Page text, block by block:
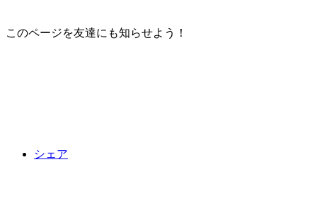
このページを友達にも知らせよう！
シェア